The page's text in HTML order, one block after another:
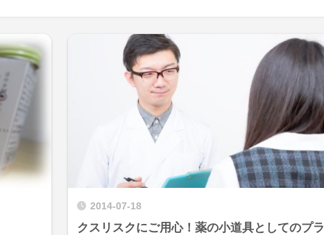
2014-07-18
クスリスクにご用心！薬の小道具としてのプラ